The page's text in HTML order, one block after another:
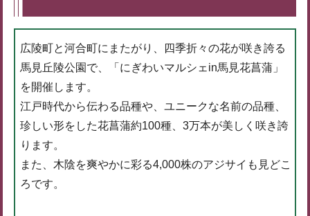
広陵町と河合町にまたがり、四季折々の花が咲き誇る
馬見丘陵公園で、「にぎわいマルシェin馬見花菖蒲」
を開催します。
江戸時代から伝わる品種や、ユニークな名前の品種、
珍しい形をした花菖蒲約100種、3万本が美しく咲き誇
ります。
また、木陰を爽やかに彩る4,000株のアジサイも見どこ
ろです。